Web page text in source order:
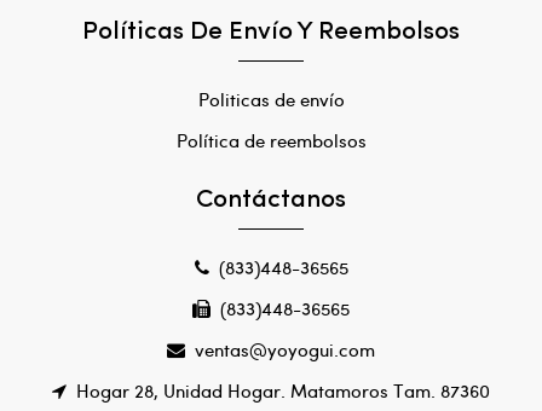
Políticas De Envío Y Reembolsos
Politicas de envío
Política de reembolsos
Contáctanos
(833)448-36565
(833)448-36565
ventas@yoyogui.com
Hogar 28, Unidad Hogar. Matamoros Tam. 87360